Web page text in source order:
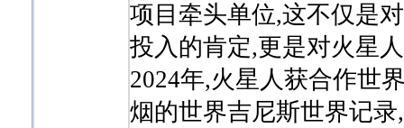
项目牵头单位,这不仅是
投入的肯定,更是对火星
2024年,火星人获合作世
烟的世界吉尼斯世界记